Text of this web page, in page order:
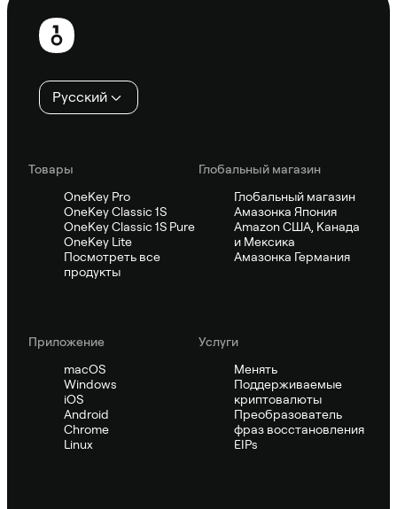
Нижний
колонтитул
Русский
Товары
OneKey Pro
OneKey Classic 1S
OneKey Classic 1S Pure
OneKey Lite
Посмотреть все
продукты
Глобальный магазин
Глобальный магазин
Амазонка Япония
Amazon США, Канада
и Мексика
Амазонка Германия
Приложение
macOS
Windows
iOS
Android
Chrome
Linux
Услуги
Менять
Поддерживаемые
криптовалюты
Преобразователь
фраз восстановления
EIPs